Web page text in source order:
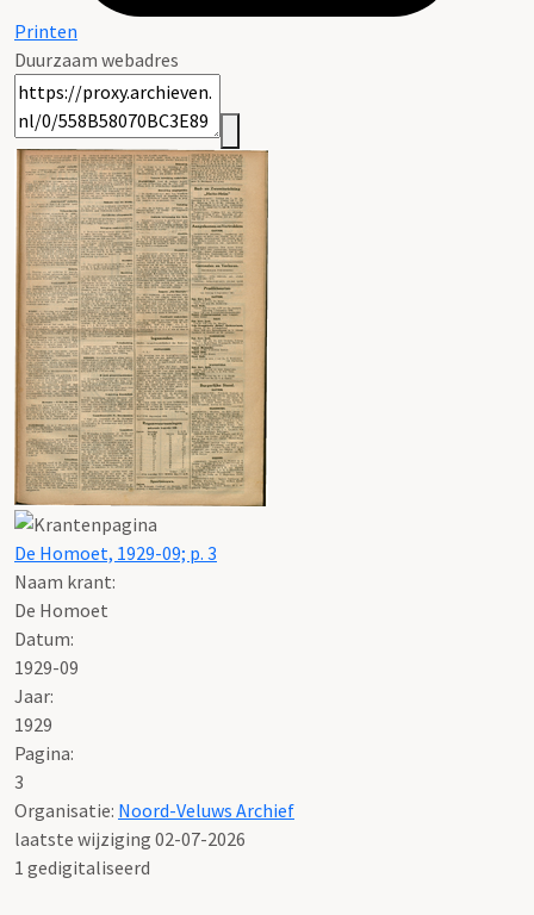
Printen
Duurzaam webadres
De Homoet, 1929-09; p. 3
Naam krant:
De Homoet
Datum:
1929-09
Jaar:
1929
Pagina:
3
Organisatie: Noord-Veluws Archief
laatste wijziging 02-07-2026
1 gedigitaliseerd